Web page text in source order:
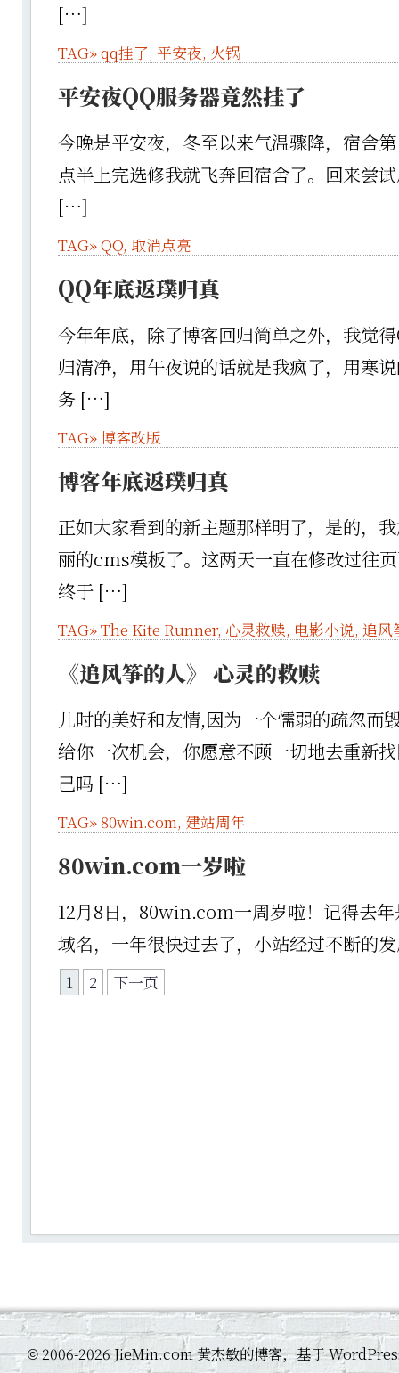
[…]
TAG»qq挂了, 平安夜, 火锅
平安夜QQ服务器竟然挂了
今晚是平安夜，冬至以来气温骤降，宿舍
点半上完选修我就飞奔回宿舍了。回来尝
[…]
TAG»QQ, 取消点亮
QQ年底返璞归真
今年年底，除了博客回归简单之外，我觉
归清净，用午夜说的话就是我疯了，用寒
务 […]
TAG» 博客改版
博客年底返璞归真
正如大家看到的新主题那样明了，是的，
丽的cms模板了。这两天一直在修改过往
终于 […]
TAG»The Kite Runner, 心灵救赎, 电影小说, 追风
《追风筝的人》 心灵的救赎
儿时的美好和友情,因为一个懦弱的疏忽而
给你一次机会，你愿意不顾一切地去重新
己吗 […]
TAG» 80win.com, 建站周年
80win.com一岁啦
12月8日，80win.com一周岁啦！记得去
域名，一年很快过去了，小站经过不断的
1 2 下一页
©2006-2026 JieMin.com 黄杰敏的博客，基于